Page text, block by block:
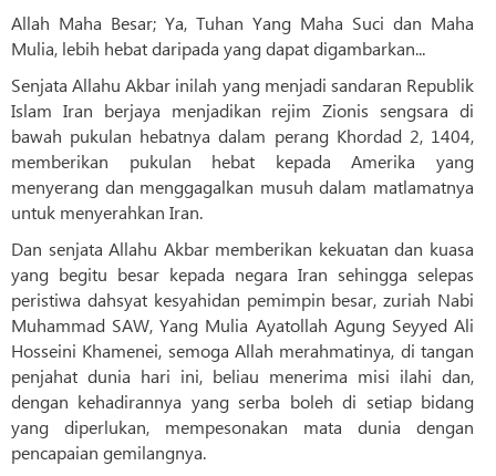
Allah Maha Besar; Ya, Tuhan Yang Maha Suci dan Maha
Mulia, lebih hebat daripada yang dapat digambarkan...
Senjata Allahu Akbar inilah yang menjadi sandaran Republik
Islam Iran berjaya menjadikan rejim Zionis sengsara di
bawah pukulan hebatnya dalam perang Khordad 2, 1404,
memberikan pukulan hebat kepada Amerika yang
menyerang dan menggagalkan musuh dalam matlamatnya
untuk menyerahkan Iran.
Dan senjata Allahu Akbar memberikan kekuatan dan kuasa
yang begitu besar kepada negara Iran sehingga selepas
peristiwa dahsyat kesyahidan pemimpin besar, zuriah Nabi
Muhammad SAW, Yang Mulia Ayatollah Agung Seyyed Ali
Hosseini Khamenei, semoga Allah merahmatinya, di tangan
penjahat dunia hari ini, beliau menerima misi ilahi dan,
dengan kehadirannya yang serba boleh di setiap bidang
yang diperlukan, mempesonakan mata dunia dengan
pencapaian gemilangnya.